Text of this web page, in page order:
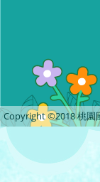
Copyright ©2018 桃園